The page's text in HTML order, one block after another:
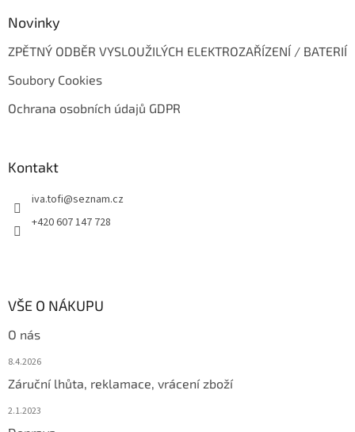
Novinky
ZPĚTNÝ ODBĚR VYSLOUŽILÝCH ELEKTROZAŘÍZENÍ / BATERIÍ
Soubory Cookies
Ochrana osobních údajů GDPR
Kontakt
iva.tofi@seznam.cz
+420 607 147 728
VŠE O NÁKUPU
O nás
8.4.2026
Záruční lhůta, reklamace, vrácení zboží
2.1.2023